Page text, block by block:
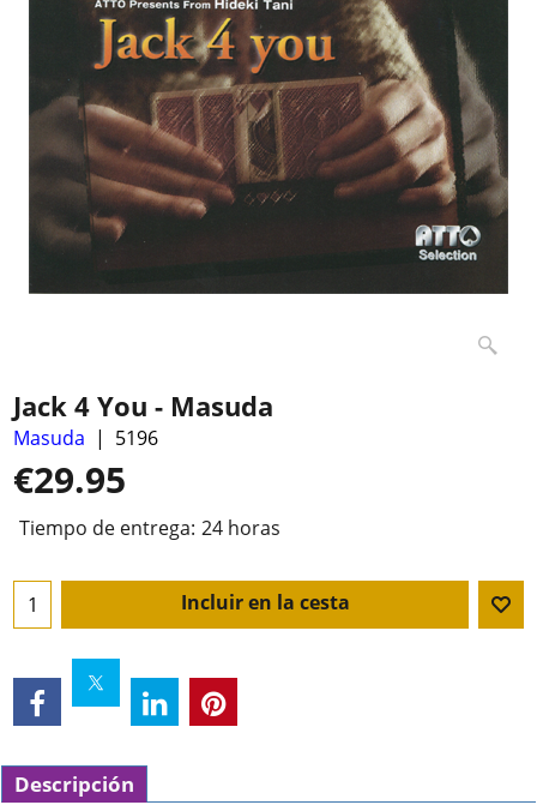
Jack 4 You - Masuda
Masuda 5196
€29.95
Tiempo de entrega: 24 horas
Incluir en la cesta
Descripción